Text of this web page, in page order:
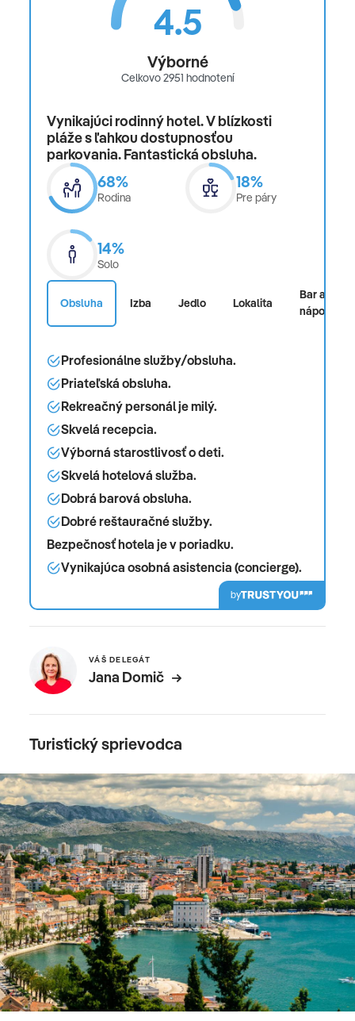
4.5
Výborné
Celkovo 2951 hodnotení
Vynikajúci rodinný hotel. V blízkosti
pláže s ľahkou dostupnosťou
parkovania. Fantastická obsluha.
68%
Rodina
18%
Pre páry
14%
Solo
Obsluha Izba Jedlo Lokalita
Bar a
nápoje
Profesionálne služby/obsluha.
Priateľská obsluha.
Rekreačný personál je milý.
Skvelá recepcia.
Výborná starostlivosť o deti.
Skvelá hotelová služba.
Dobrá barová obsluha.
Dobré reštauračné služby.
Bezpečnosť hotela je v poriadku.
Vynikajúca osobná asistencia (concierge).
by
VÁŠ DELEGÁT
Jana Domič
Turistický sprievodca